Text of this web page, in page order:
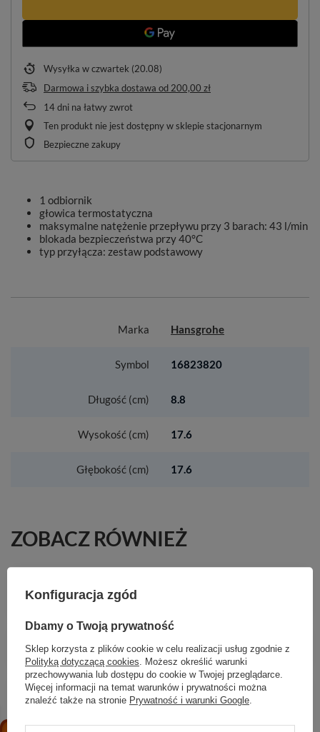
Wysyłka w czwartek (20.08)
Darmowa i szybka dostawa od 200,00 zł
14dni na łatwy zwrot
Ten produkt nie jest dostępny w sklepie stacjonarnym
Bezpieczne zakupy
1 odbiornik
głowica termostatyczna
maksymalne natężenie przepływu przy 3 barach: 43 l/min
blokada bezpieczeństwa przy 40°C
typ przyłącza: zestaw podstawowy
Marka Hansgrohe
Symbol 16823820
Długość (cm) 8.8
Wysokość (cm) 17.6
Głębokość (cm) 17.6
ZOBACZ RÓWNIEŻ
podtynkowy, Czarny Chrom Szczotkowany
HG WallStoris Ściągaczka, Biały Matowy
55,97 zł / szt.
AX Uno Elektroniczna bateria umywalkowa z
wylewką 225 mm, ścienna, podtynkowa, Czarny
Konfiguracja zgód
Dbamy o Twoją prywatność
Sklep korzysta z plików cookie w celu realizacji usług zgodnie z
Polityką dotyczącą cookies . Możesz określić warunki
przechowywania lub dostępu do cookie w Twojej przeglądarce.
Więcej informacji na temat warunków i prywatności można
znaleźć także na stronie Prywatność i warunki Google